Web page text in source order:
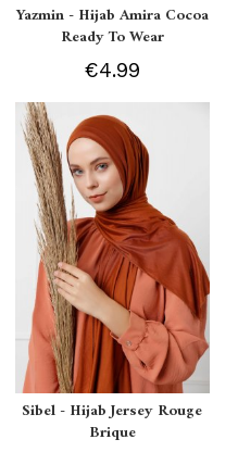
Yazmin - Hijab Amira Cocoa
Ready To Wear
€4.99
Sibel - Hijab Jersey Rouge
Brique